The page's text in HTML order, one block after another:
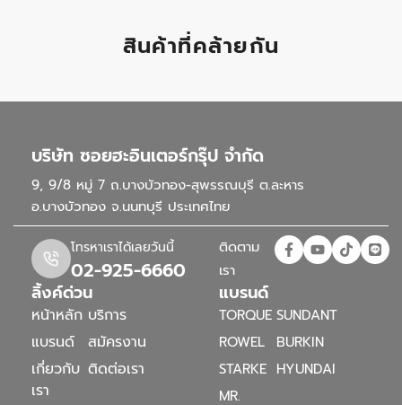
สินค้าที่คล้ายกัน
บริษัท ซอยฮะอินเตอร์กรุ๊ป จำกัด
9, 9/8 หมู่ 7 ถ.บางบัวทอง-สุพรรณบุรี ต.ละหาร
อ.บางบัวทอง จ.นนทบุรี ประเทศไทย
โทรหาเราได้เลยวันนี้
02-925-6660
ติดตาม
เรา
ลิ้งค์ด่วน
หน้าหลัก
แบรนด์
เกี่ยวกับ
เรา
บริการ
สมัครงาน
ติดต่อเรา
แบรนด์
TORQUE
ROWEL
STARKE
MR.
SUNDANT
BURKIN
HYUNDAI